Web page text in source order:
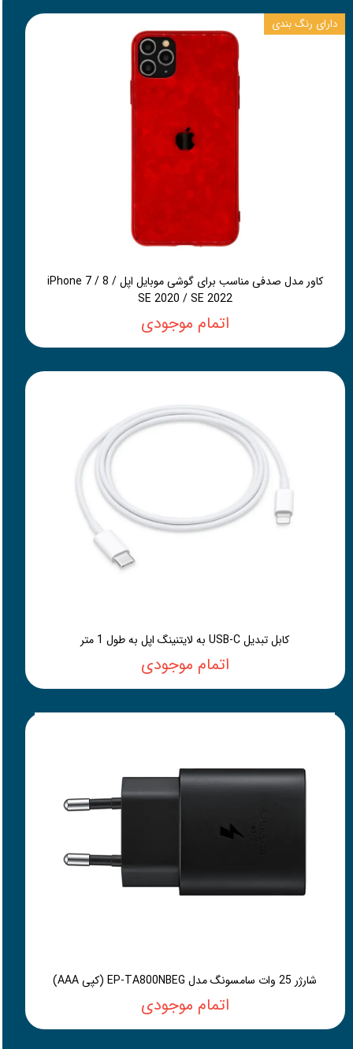
کاور مدل صدفی مناسب برای گوشی موبایل اپل iPhone 7 / 8 /
SE 2020 / SE 2022
اتمام موجودی
دارای رنگ بندی
کابل تبدیل USB-C به لایتنینگ اپل به طول 1 متر
اتمام موجودی
شارژر 25 وات سامسونگ مدل EP-TA800NBEG (کپی AAA)
اتمام موجودی